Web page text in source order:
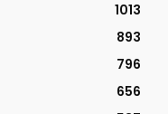
1013
893
796
656